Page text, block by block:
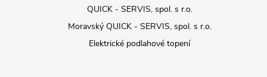
QUICK - SERVIS, spol. s r.o.
Moravský QUICK - SERVIS, spol. s r.o.
Elektrické podlahové topení